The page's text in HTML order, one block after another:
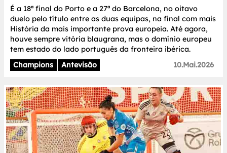
É a 18ª final do Porto e a 27ª do Barcelona, no oitavo
duelo pelo título entre as duas equipas, na final com mais
História da mais importante prova europeia. Até agora,
houve sempre vitória blaugrana, mas o domínio europeu
tem estado do lado português da fronteira ibérica.
Champions
Antevisão 10.Mai.2026